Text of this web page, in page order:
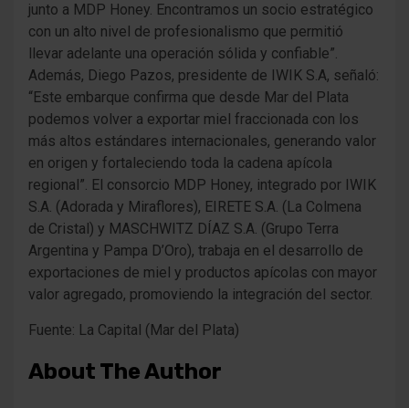
junto a MDP Honey. Encontramos un socio estratégico
con un alto nivel de profesionalismo que permitió
llevar adelante una operación sólida y confiable”.
Además, Diego Pazos, presidente de IWIK S.A, señaló:
“Este embarque confirma que desde Mar del Plata
podemos volver a exportar miel fraccionada con los
más altos estándares internacionales, generando valor
en origen y fortaleciendo toda la cadena apícola
regional”. El consorcio MDP Honey, integrado por IWIK
S.A. (Adorada y Miraflores), EIRETE S.A. (La Colmena
de Cristal) y MASCHWITZ DÍAZ S.A. (Grupo Terra
Argentina y Pampa D’Oro), trabaja en el desarrollo de
exportaciones de miel y productos apícolas con mayor
valor agregado, promoviendo la integración del sector.
Fuente: La Capital (Mar del Plata)
About The Author